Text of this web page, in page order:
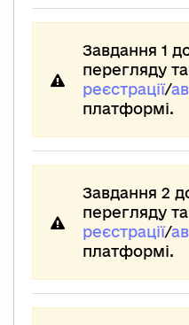
Завдання 1
перегляду
реєстрації/
платформі.
Завдання 2
перегляду
реєстрації/
платформі.